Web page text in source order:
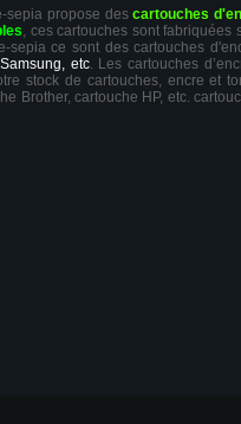
sepia propose descartouches
, ces cartouches sont fabriquées
sepia ce sont des cartouches
etc. Les cartouches
stock de cartouches, encre et
Brother, cartouche HP, etc.